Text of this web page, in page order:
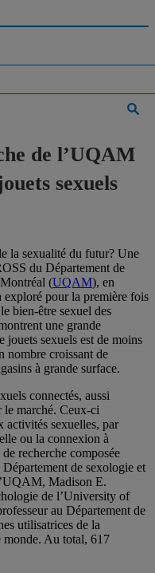
de l’UQAM
sexuels
la sexualité du futur? Une
du Département de
(UQAM), en
pour la première fois
bien-être sexuel des
une grande
jouets sexuels est de moins
nombre croissant de
à grande surface.
connectés, aussi
le marché. Ceux-ci
activités sexuelles, par
ou la connexion à
recherche composée
de sexologie et
Madison E.
de l’University of
au Département de
utilisatrices de la
monde. Au total, 617